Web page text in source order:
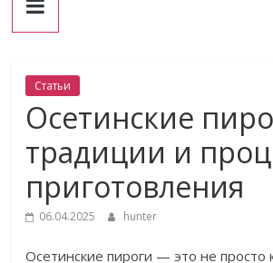
Статьи
Осетинские
традиции и
приготовления
06.04.2025 hunter
Осетинские пироги — это не просто